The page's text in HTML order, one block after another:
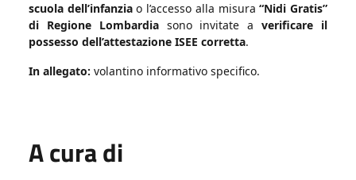
scuola dell’infanziao l’accesso alla misura“Nidi Gratis”
di Regione Lombardiasono invitate averificare il
possesso dell’attestazione ISEE corretta.
In allegato: volantino informativo specifico.
A cura di